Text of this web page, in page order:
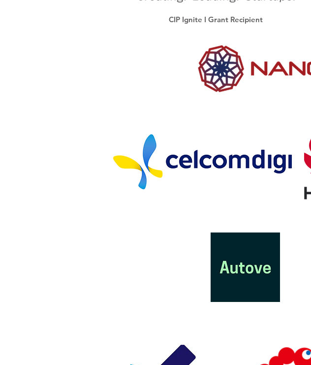
CIP Ignite I Grant Recipient